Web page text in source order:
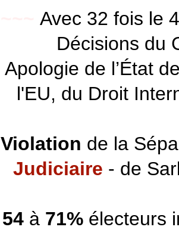
Avec 32 fois le
Décisions du
Apologie de l’État
l'EU, du Droit
Violation de la
Judiciaire - de
54à 71%électeurs